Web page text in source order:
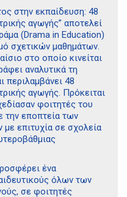
στην εκπαίδευση: 48
αγωγής” αποτελεί
(Drama in Education)
σχετικών μαθημάτων.
στο οποίο κινείται
αναλυτικά τη
περιλαμβάνει 48
αγωγής. Πρόκειται
φοιτητές του
εποπτεία των
επιτυχία σε σχολεία
ένα
όλων των
σε φοιτητές